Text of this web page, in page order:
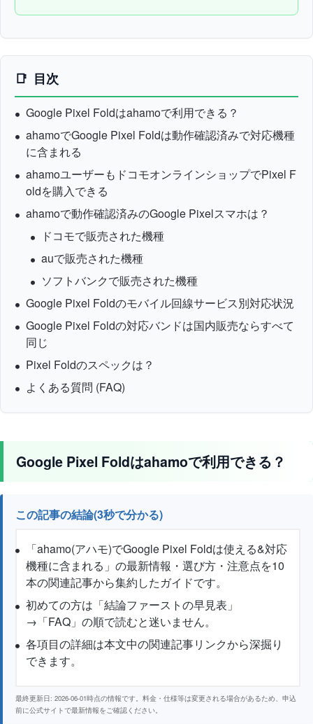
目次
Google Pixel Foldはahamoで利用できる？
ahamoでGoogle Pixel Foldは動作確認済みで対応機種
に含まれる
ahamoユーザーもドコモオンラインショップでPixel F
oldを購入できる
ahamoで動作確認済みのGoogle Pixelスマホは？
ドコモで販売された機種
auで販売された機種
ソフトバンクで販売された機種
Google Pixel Foldのモバイル回線サービス別対応状況
Google Pixel Foldの対応バンドは国内販売ならすべて
同じ
Pixel Foldのスペックは？
よくある質問 (FAQ)
Google Pixel Foldはahamoで利用できる？
この記事の結論(3秒で分かる)
「ahamo(アハモ)でGoogle Pixel Foldは使える&対応
機種に含まれる」の最新情報・選び方・注意点を10
本の関連記事から集約したガイドです。
初めての方は「結論ファーストの早見表」
→「FAQ」の順で読むと迷いません。
各項目の詳細は本文中の関連記事リンクから深掘り
できます。
最終更新日: 2026-06-01時点の情報です。料金・仕様等は変更される場合があるため、申込
前に公式サイトで最新情報をご確認ください。